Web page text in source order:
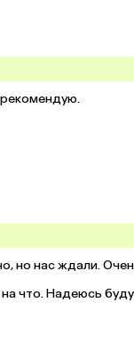
но нас ждали.
что. Надеюсь